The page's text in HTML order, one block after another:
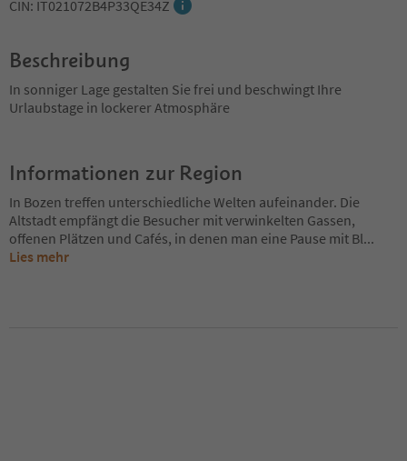
CIN: IT021072B4P33QE34Z
Beschreibung
In sonniger Lage gestalten Sie frei und beschwingt Ihre
Urlaubstage in lockerer Atmosphäre
Informationen zur Region
In Bozen treffen unterschiedliche Welten aufeinander. Die
Altstadt empfängt die Besucher mit verwinkelten Gassen,
offenen Plätzen und Cafés, in denen man eine Pause mit Bl...
Lies mehr